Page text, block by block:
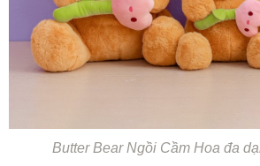
Butter Bear Ngồi Cầm Hoa đa